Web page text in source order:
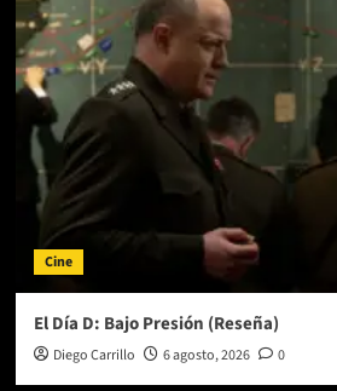
Cine
El Día D: Bajo Presión (Reseña)
Diego Carrillo 6 agosto, 2026 0